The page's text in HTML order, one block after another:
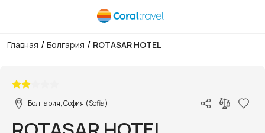
Главная / Болгария / ROTASAR HOTEL
Болгария, София (Sofia)